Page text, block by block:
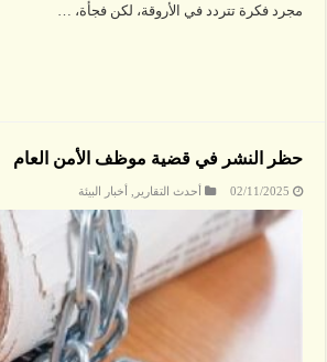
مجرد فكرة تتردد في الأروقة، لكن فجأة، …
حظر النشر في قضية موظف الأمن العام
02/11/2025 أحدث التقارير أخبار البيئة